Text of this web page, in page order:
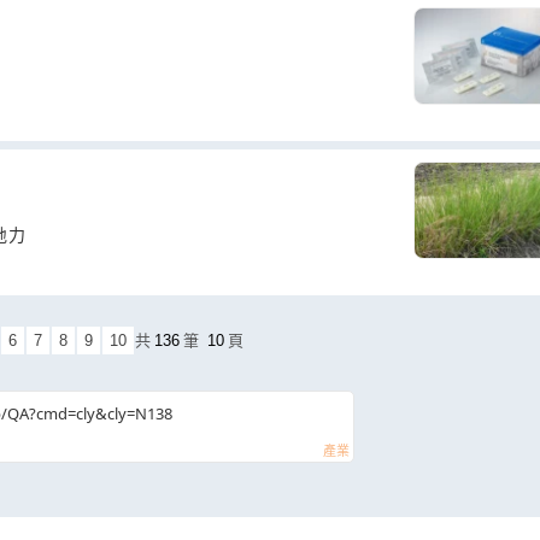
力
6 7 8 9 10 共 136 筆 10 頁